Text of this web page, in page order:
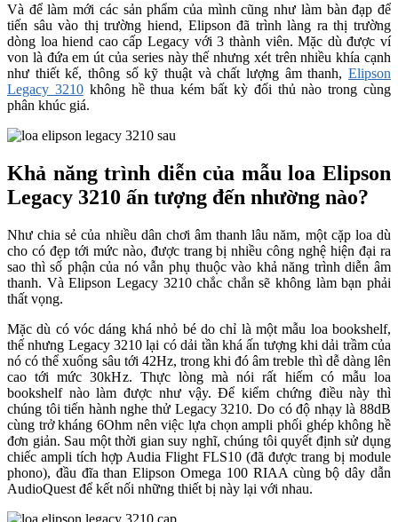
Và để làm mới các sản phẩm của mình cũng như làm bàn đạp để
tiến sâu vào thị trường hiend, Elipson đã trình làng ra thị trường
dòng loa hiend cao cấp Legacy với 3 thành viên. Mặc dù được ví
von là đứa em út của series này thế nhưng xét trên nhiều khía cạnh
như thiết kế, thông số kỹ thuật và chất lượng âm thanh, Elipson
Legacy 3210không hề thua kém bất kỳ đối thủ nào trong cùng
phân khúc giá.
Khả năng trình diễn của mẫu loa Elipson
Legacy 3210 ấn tượng đến nhường nào?
Như chia sẻ của nhiều dân chơi âm thanh lâu năm, một cặp loa dù
cho có đẹp tới mức nào, được trang bị nhiều công nghệ hiện đại ra
sao thì số phận của nó vẫn phụ thuộc vào khả năng trình diễn âm
thanh. Và Elipson Legacy 3210 chắc chắn sẽ không làm bạn phải
thất vọng.
Mặc dù có vóc dáng khá nhỏ bé do chỉ là một mẫu loa bookshelf,
thế nhưng Legacy 3210 lại có dải tần khá ấn tượng khi dải trầm của
nó có thể xuống sâu tới 42Hz, trong khi đó âm treble thì dễ dàng lên
cao tới mức 30kHz. Thực lòng mà nói rất hiếm có mẫu loa
bookshelf nào làm được như vậy. Để kiểm chứng điều này thì
chúng tôi tiến hành nghe thử Legacy 3210. Do có độ nhạy là 88dB
cùng trở kháng 6Ohm nên việc lựa chọn ampli phối ghép không hề
đơn giản. Sau một thời gian suy nghĩ, chúng tôi quyết định sử dụng
chiếc ampli tích hợp Audia Flight FLS10 (đã được trang bị module
phono), đầu đĩa than Elipson Omega 100 RIAA cùng bộ dây dẫn
AudioQuest để kết nối những thiết bị này lại với nhau.